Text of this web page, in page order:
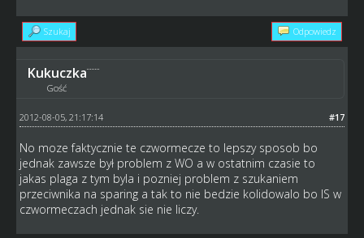
Szukaj Odpowiedz
Kukuczka
Gość
#17
2012-08-05, 21:17:14
No moze faktycznie te czwormecze to lepszy sposob bo
jednak zawsze był problem z WO a w ostatnim czasie to
jakas plaga z tym byla i pozniej problem z szukaniem
przeciwnika na sparing a tak to nie bedzie kolidowalo bo IS w
czwormeczach jednak sie nie liczy.